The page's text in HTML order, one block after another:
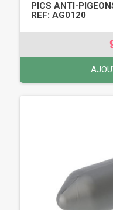
PICS ANTI-
REF: AG0120